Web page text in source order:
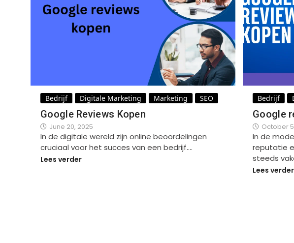
Bedrijf Digitale Marketing Marketing SEO
Google Reviews Kopen
June 20, 2025
In de digitale wereld zijn online beoordelingen
cruciaal voor het succes van een bedrijf.…
Lees verder
Bedrijf
Google
October
In de
reputatie
steeds
Lees verder